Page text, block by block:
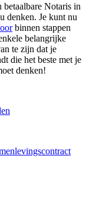
betaalbare Notaris in
denken. Je kunt nu
binnen stappen
belangrijke
te zijn dat je
die het beste met je
denken!